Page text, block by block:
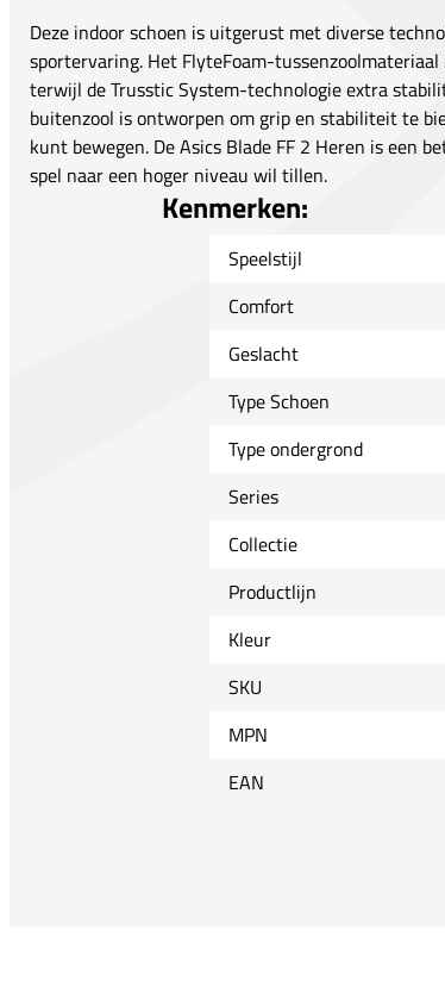
Deze indoor schoen is uitgerust met diverse
sportervaring. Het FlyteFoam-
terwijl de Trusstic System-technologie extra
buitenzool is ontworpen om grip en stabiliteit te
kunt bewegen. De Asics Blade FF 2 Heren is een
spel naar een hoger niveau wil tillen.
Kenmerken:
Speelstijl
Comfort
Geslacht
Type Schoen
Type ondergrond
Series
Collectie
Productlijn
Kleur
SKU
MPN
EAN